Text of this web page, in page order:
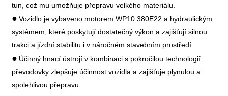
tun, což mu umožňuje přepravu velkého materiálu.
●Vozidlo je vybaveno motorem WP10.380E22 a hydraulickým
systémem, které poskytují dostatečný výkon a zajišťují silnou
trakci a jízdní stabilitu i v náročném stavebním prostředí.
● Účinný hnací ústrojí v kombinaci s pokročilou technologií
převodovky zlepšuje účinnost vozidla a zajišťuje plynulou a
spolehlivou přepravu.